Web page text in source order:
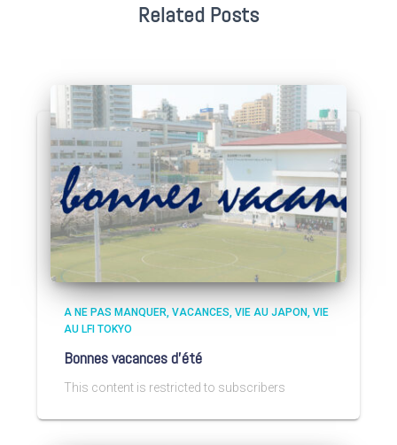
Related Posts
A NE PAS MANQUER VACANCES VIE AU JAPON VIE
AU LFI TOKYO
Bonnes vacances d’été
This content is restricted to subscribers